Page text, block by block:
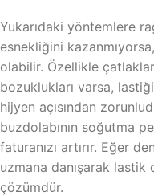
Yukarıdaki yöntemlere
esnekliğini
olabilir. Özellikle
bozuklukları varsa,
hijyen açısından
buzdolabının soğutma
faturanızı artırır. Eğer
uzmana danışarak lastik
çözümdür.